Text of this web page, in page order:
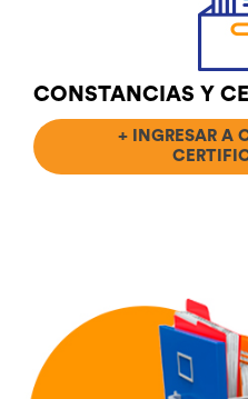
CONSTANCIAS Y
+ INGRESAR A